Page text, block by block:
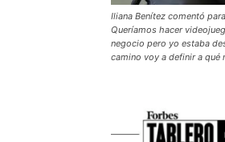
Iliana Benítez comentó
Queríamos hacer
negocio pero yo estaba
camino voy a definir a